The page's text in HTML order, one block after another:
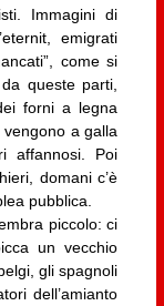
Immagini di
emigrati
come si
queste parti,
forni a legna
a galla
affannosi. Poi
domani c’è
pubblica.
piccolo: ci
un vecchio
gli spagnoli
dell’amianto